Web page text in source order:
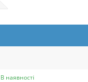
В наявності